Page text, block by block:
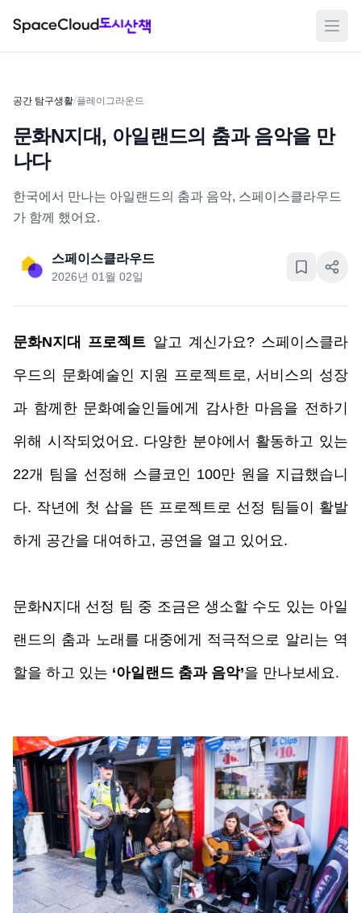
메뉴
공간 탐구생활/플레이그라운드
문화N지대, 아일랜드의 춤과 음악을 만
나다
한국에서 만나는 아일랜드의 춤과 음악, 스페이스클라우드
가 함께 했어요.
스페이스클라우드
2026년 01월 02일
문화N지대 프로젝트 알고 계신가요? 스페이스클라
우드의 문화예술인 지원 프로젝트로, 서비스의 성장
과 함께한 문화예술인들에게 감사한 마음을 전하기
위해 시작되었어요. 다양한 분야에서 활동하고 있는
22개 팀을 선정해 스클코인 100만 원을 지급했습니
다. 작년에 첫 삽을 뜬 프로젝트로 선정 팀들이 활발
하게 공간을 대여하고, 공연을 열고 있어요.
문화N지대 선정 팀 중 조금은 생소할 수도 있는 아일
랜드의 춤과 노래를 대중에게 적극적으로 알리는 역
할을 하고 있는 ‘아일랜드 춤과 음악’을 만나보세요.